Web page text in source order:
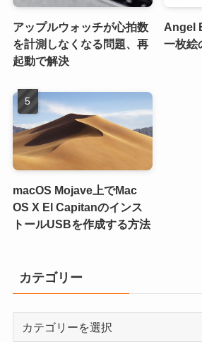
アップルウォッチが心拍数
を計測しなくなる問題、再
起動で解決
Angel
一枚絵
macOS Mojave上でMac
OS X El Capitanのインス
トールUSBを作成する方法
カテゴリー